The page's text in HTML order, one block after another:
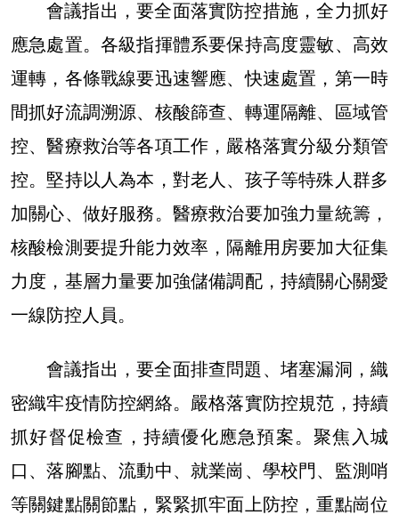
會議指出，要全面落實防控措施，全力抓好
應急處置。各級指揮體系要保持高度靈敏、高效
運轉，各條戰線要迅速響應、快速處置，第一時
間抓好流調溯源、核酸篩查、轉運隔離、區域管
控、醫療救治等各項工作，嚴格落實分級分類管
控。堅持以人為本，對老人、孩子等特殊人群多
加關心、做好服務。醫療救治要加強力量統籌，
核酸檢測要提升能力效率，隔離用房要加大征集
力度，基層力量要加強儲備調配，持續關心關愛
一線防控人員。
會議指出，要全面排查問題、堵塞漏洞，織
密織牢疫情防控網絡。嚴格落實防控規范，持續
抓好督促檢查，持續優化應急預案。聚焦入城
口、落腳點、流動中、就業崗、學校門、監測哨
等關鍵點關節點，緊緊抓牢面上防控，重點崗位